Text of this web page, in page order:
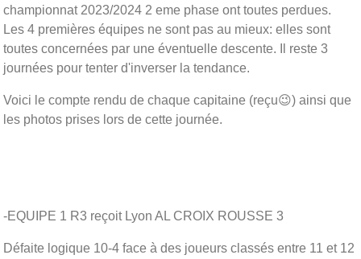
championnat 2023/2024 2 eme phase ont toutes perdues.
Les 4 premières équipes ne sont pas au mieux: elles sont
toutes concernées par une éventuelle descente. Il reste 3
journées pour tenter d'inverser la tendance.
Voici le compte rendu de chaque capitaine (reçu😉) ainsi que
les photos prises lors de cette journée.
-EQUIPE 1 R3 reçoit Lyon AL CROIX ROUSSE 3
Défaite logique 10-4 face à des joueurs classés entre 11 et 12